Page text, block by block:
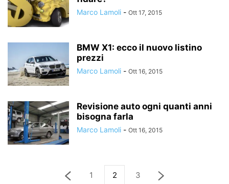
Marco Lamoli - Ott 17, 2015
BMW X1: ecco il nuovo listino
prezzi
Marco Lamoli - Ott 16, 2015
Revisione auto ogni quanti anni
bisogna farla
Marco Lamoli - Ott 16, 2015
1 2 3